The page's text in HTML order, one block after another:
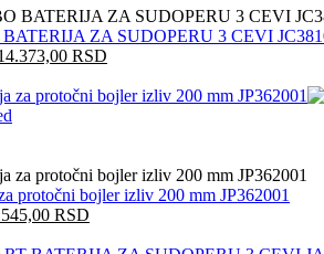
ZA SUDOPERU 3 CEVI
RSD
protočni bojler izliv 200 mm JP362001
RSD